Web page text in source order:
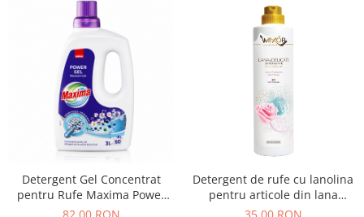
Detergent Gel Concentrat
pentru Rufe Maxima Power
Gel Mountain Fresh SANO 60
82,00 RON
Detergent de rufe cu lanolina
pentru articole din lana
Lana&Delicati 750 ml
35,00 RON